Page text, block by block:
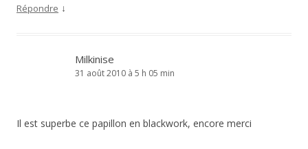
Répondre ↓
Milkinise
31 août 2010 à 5 h 05 min
Il est superbe ce papillon en blackwork, encore merci